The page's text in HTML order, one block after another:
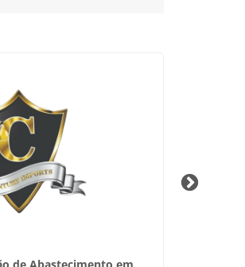
de Abastecimento em